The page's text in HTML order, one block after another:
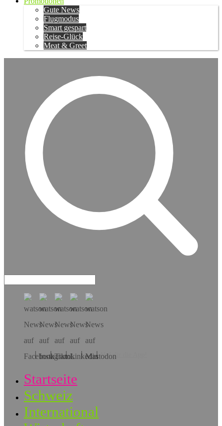
Gute News
Flugmodus
Smart gespart
Reise-Glück
Meat & Greet
Hol dir die App!
Startseite
Schweiz
International